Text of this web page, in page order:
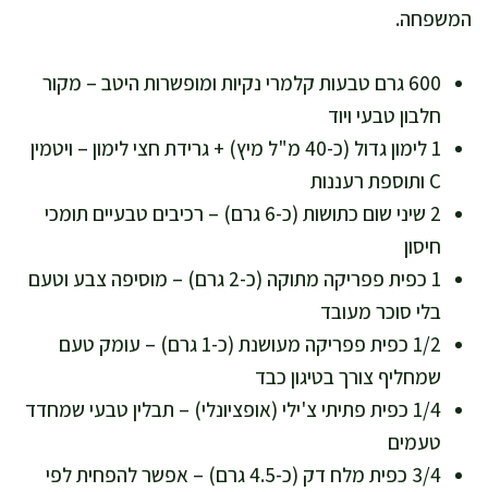
המשפחה.
600 גרם טבעות קלמרי נקיות ומופשרות היטב – מקור
חלבון טבעי ויוד
1 לימון גדול (כ-40 מ"ל מיץ) + גרידת חצי לימון – ויטמין
C ותוספת רעננות
2 שיני שום כתושות (כ-6 גרם) – רכיבים טבעיים תומכי
חיסון
1 כפית פפריקה מתוקה (כ-2 גרם) – מוסיפה צבע וטעם
בלי סוכר מעובד
1/2 כפית פפריקה מעושנת (כ-1 גרם) – עומק טעם
שמחליף צורך בטיגון כבד
1/4 כפית פתיתי צ'ילי (אופציונלי) – תבלין טבעי שמחדד
טעמים
3/4 כפית מלח דק (כ-4.5 גרם) – אפשר להפחית לפי